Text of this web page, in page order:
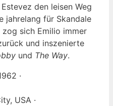
den leisen Weg
jahrelang für Skandale
sich Emilio immer
und inszenierte
und The Way.
·
USA ·